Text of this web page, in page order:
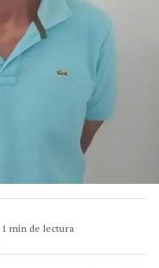
1 min de lectura